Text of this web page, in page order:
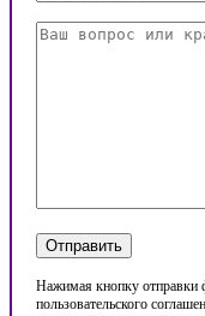
Нажимая кнопку отправки
пользовательского